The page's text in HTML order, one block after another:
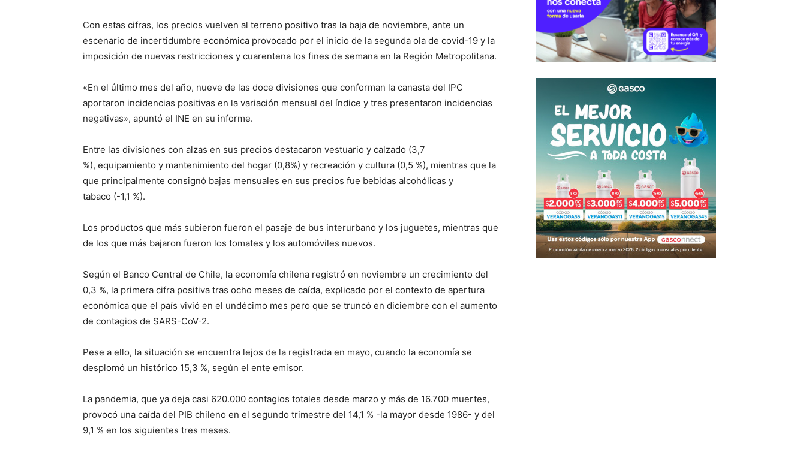
Con estas cifras, los precios vuelven al terreno positivo tras la baja de noviembre, ante un
escenario de incertidumbre económica provocado por el inicio de la segunda ola de covid-19 y la
imposición de nuevas restricciones y cuarentena los fines de semana en la Región Metropolitana.
«En el último mes del año, nueve de las doce divisiones que conforman la canasta del IPC
aportaron incidencias positivas en la variación mensual del índice y tres presentaron incidencias
negativas», apuntó el INE en su informe.
Entre las divisiones con alzas en sus precios destacaron vestuario y calzado (3,7
%), equipamiento y mantenimiento del hogar (0,8%) y recreación y cultura (0,5 %), mientras que la
que principalmente consignó bajas mensuales en sus precios fue bebidas alcohólicas y
tabaco (-1,1 %).
Los productos que más subieron fueron el pasaje de bus interurbano y los juguetes, mientras que
de los que más bajaron fueron los tomates y los automóviles nuevos.
Según el Banco Central de Chile, la economía chilena registró en noviembre un crecimiento del
0,3 %, la primera cifra positiva tras ocho meses de caída, explicado por el contexto de apertura
económica que el país vivió en el undécimo mes pero que se truncó en diciembre con el aumento
de contagios de SARS-CoV-2.
Pese a ello, la situación se encuentra lejos de la registrada en mayo, cuando la economía se
desplomó un histórico 15,3 %, según el ente emisor.
La pandemia, que ya deja casi 620.000 contagios totales desde marzo y más de 16.700 muertes,
provocó una caída del PIB chileno en el segundo trimestre del 14,1 % -la mayor desde 1986- y del
9,1 % en los siguientes tres meses.